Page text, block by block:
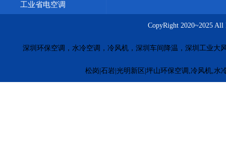
工业省电空调
CopyRight 2020~2025
深圳环保空调，水冷空调，冷风机，深圳车间降温，深圳工业大
松岗|石岩|光明新区|坪山环保空调,冷风机,水